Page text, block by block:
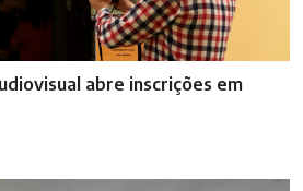
abre inscrições em